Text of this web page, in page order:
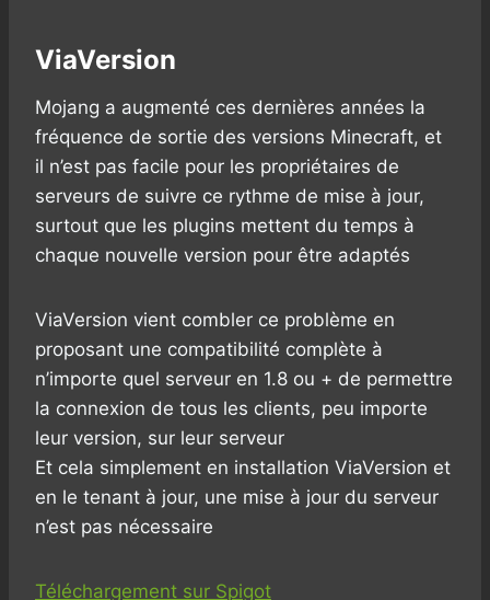
ViaVersion
Mojang a augmenté ces dernières années la
fréquence de sortie des versions Minecraft, et
il n’est pas facile pour les propriétaires de
serveurs de suivre ce rythme de mise à jour,
surtout que les plugins mettent du temps à
chaque nouvelle version pour être adaptés
ViaVersion vient combler ce problème en
proposant une compatibilité complète à
n’importe quel serveur en 1.8 ou + de permettre
la connexion de tous les clients, peu importe
leur version, sur leur serveur
Et cela simplement en installation ViaVersion et
en le tenant à jour, une mise à jour du serveur
n’est pas nécessaire
Téléchargement sur Spigot